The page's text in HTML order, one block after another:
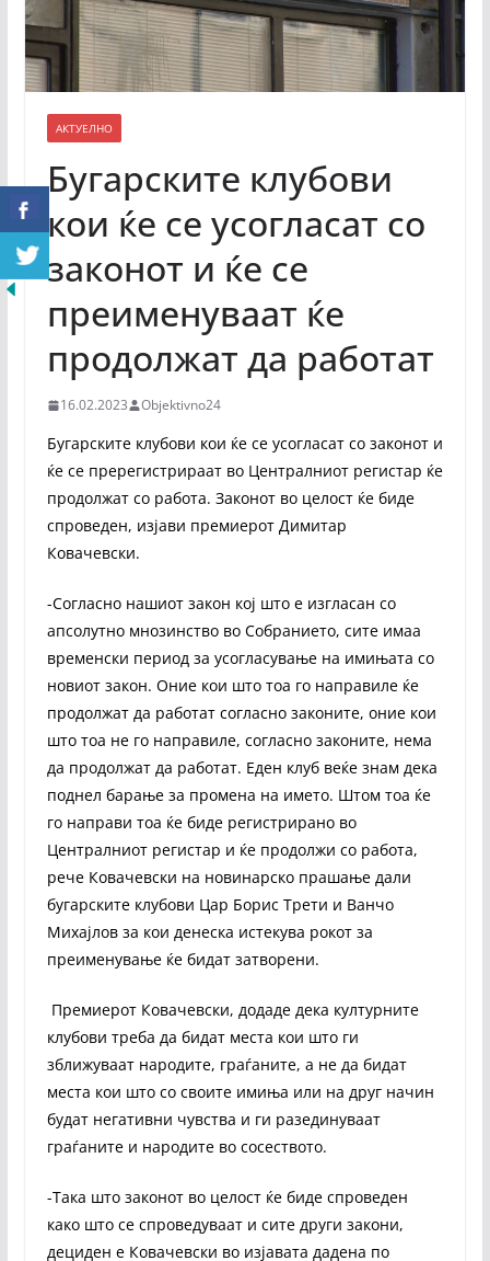
АКТУЕЛНО
Бугарските клубови
кои ќе се усогласат со
законот и ќе се
преименуваат ќе
продолжат да работат
16.02.2023 Objektivno24
Бугарските клубови кои ќе се усогласат со законот и
ќе се пререгистрираат во Централниот регистар ќе
продолжат со работа. Законот во целост ќе биде
спроведен, изјави премиерот Димитар
Ковачевски.
-Согласно нашиот закон кој што е изгласан со
апсолутно мнозинство во Собранието, сите имаа
временски период за усогласување на имињата со
новиот закон. Оние кои што тоа го направиле ќе
продолжат да работат согласно законите, оние кои
што тоа не го направиле, согласно законите, нема
да продолжат да работат. Еден клуб веќе знам дека
поднел барање за промена на името. Штом тоа ќе
го направи тоа ќе биде регистрирано во
Централниот регистар и ќе продолжи со работа,
рече Ковачевски на новинарско прашање дали
бугарските клубови Цар Борис Трети и Ванчо
Михајлов за кои денеска истекува рокот за
преименување ќе бидат затворени.
Премиерот Ковачевски, додаде дека културните
клубови треба да бидат места кои што ги
зближуваат народите, граѓаните, а не да бидат
места кои што со своите имиња или на друг начин
будат негативни чувства и ги разединуваат
граѓаните и народите во сосеството.
-Така што законот во целост ќе биде спроведен
како што се спроведуваат и сите други закони,
дециден е Ковачевски во изјавата дадена по